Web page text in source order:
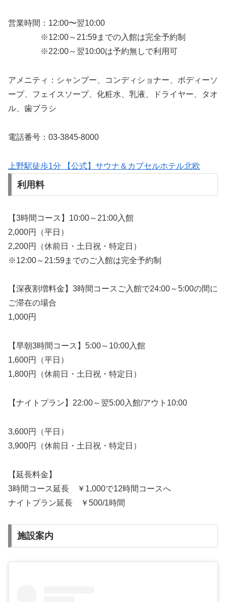
営業時間：12:00〜翌10:00
※12:00～21:59までの入館は完全予約制
※22:00～翌10:00は予約無しで利用可
アメニティ：シャンプー、コンディショナー、ボディーソ
ープ、フェイスソープ、化粧水、乳液、ドライヤー、タオ
ル、歯ブラシ
電話番号：03-3845-8000
上野駅徒歩1分 【公式】サウナ＆カプセルホテル北欧
利用料
【3時間コース】10:00～21:00入館
2,000円（平日）
2,200円（休前日・土日祝・特定日）
※12:00～21:59までのご入館は完全予約制
【深夜割増料金】3時間コースご入館で24:00～5:00の間に
ご滞在の場合
1,000円
【早朝3時間コース】5:00～10:00入館
1,600円（平日）
1,800円（休前日・土日祝・特定日）
【ナイトプラン】22:00～翌5:00入館/アウト10:00
3,600円（平日）
3,900円（休前日・土日祝・特定日）
【延長料金】
3時間コース延長 ￥1,000で12時間コースへ
ナイトプラン延長 ￥500/1時間
施設案内